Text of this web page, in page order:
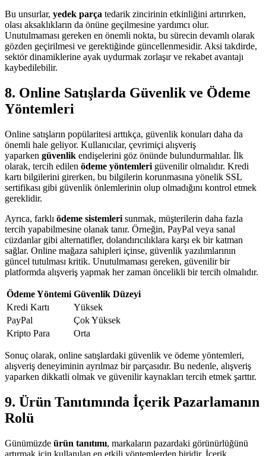
Bu unsurlar, yedek parça tedarik zincirinin etkinliğini artırırken,
olası aksaklıkların da önüne geçilmesine yardımcı olur.
Unutulmaması gereken en önemli nokta, bu sürecin devamlı olarak
gözden geçirilmesi ve gerektiğinde güncellenmesidir. Aksi takdirde,
sektör dinamiklerine ayak uydurmak zorlaşır ve rekabet avantajı
kaybedilebilir.
8. Online Satışlarda Güvenlik ve Ödeme
Yöntemleri
Online satışların popülaritesi arttıkça, güvenlik konuları daha da
önemli hale geliyor. Kullanıcılar, çevrimiçi alışveriş
yaparken güvenlik endişelerini göz önünde bulundurmalılar. İlk
olarak, tercih edilen ödeme yöntemleri güvenilir olmalıdır. Kredi
kartı bilgilerini girerken, bu bilgilerin korunmasına yönelik SSL
sertifikası gibi güvenlik önlemlerinin olup olmadığını kontrol etmek
gereklidir.
Ayrıca, farklı ödeme sistemleri sunmak, müşterilerin daha fazla
tercih yapabilmesine olanak tanır. Örneğin, PayPal veya sanal
cüzdanlar gibi alternatifler, dolandırıcılıklara karşı ek bir katman
sağlar. Online mağaza sahipleri içinse, güvenlik yazılımlarının
güncel tutulması kritik. Unutulmaması gereken, güvenilir bir
platformda alışveriş yapmak her zaman öncelikli bir tercih olmalıdır.
Ödeme Yöntemi Güvenlik Düzeyi
Kredi Kartı
Yüksek
PayPal
Çok Yüksek
Kripto Para
Orta
Sonuç olarak, online satışlardaki güvenlik ve ödeme yöntemleri,
alışveriş deneyiminin ayrılmaz bir parçasıdır. Bu nedenle, alışveriş
yaparken dikkatli olmak ve güvenilir kaynakları tercih etmek şarttır.
9. Ürün Tanıtımında İçerik Pazarlamanın
Rolü
Günümüzde ürün tanıtımı, markaların pazardaki görünürlüğünü
artırmak için kullanılan en etkili yöntemlerden biridir. İçerik